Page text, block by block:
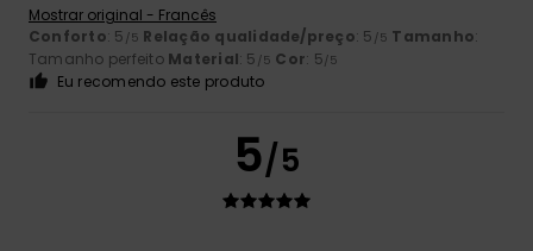
Mostrar original - Francês
Conforto: 5 /5 Relação qualidade/preço: 5 /5 Tamanho:
Tamanho perfeito Material: 5 /5 Cor: 5/5
Eu recomendo este produto
5/5